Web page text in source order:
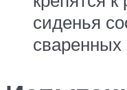
сиденья